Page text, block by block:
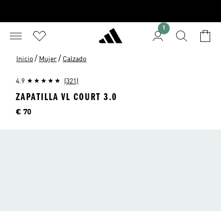
1
Inicio / Mujer / Calzado
4.9 (321)
ZAPATILLA VL COURT 3.0
Precio
€ 70